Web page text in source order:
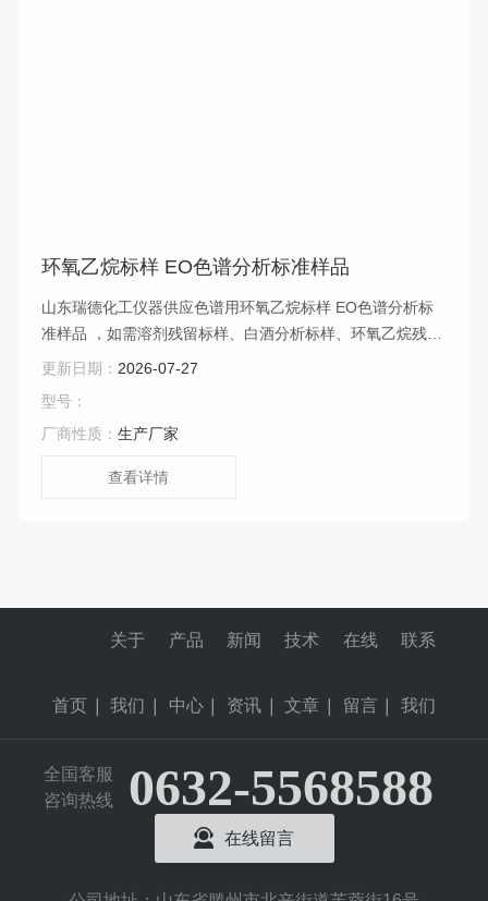
环氧乙烷标样 EO色谱分析标准样品
山东瑞德化工仪器供应色谱用环氧乙烷标样 EO色谱分析标
准样品 ，如需溶剂残留标样、白酒分析标样、环氧乙烷残留
色谱分析标样，可在线咨询！
更新日期： 2026-07-27
型号：
厂商性质： 生产厂家
查看详情
首页
关于
我们
产品
中心
新闻
资讯
技术
文章
在线
留言
联系
我们
全国客服
咨询热线
0632-5568588
在线留言